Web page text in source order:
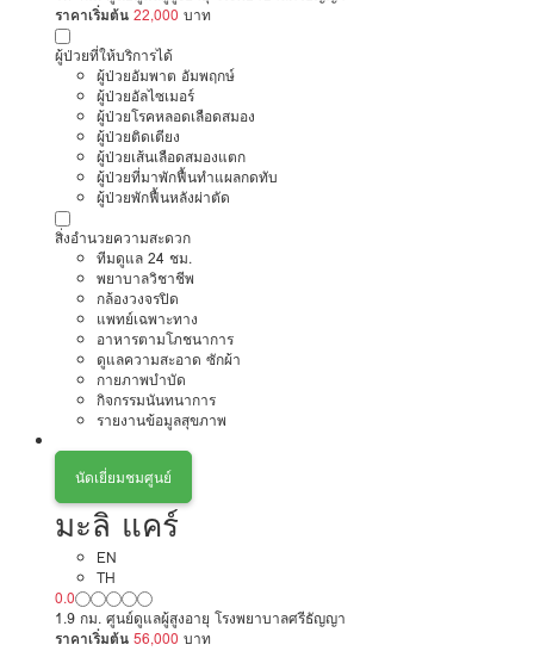
ราคาเริ่มต้น 22,000 บาท
ผู้ป่วยที่ให้บริการได้
ผู้ป่วยอัมพาต อัมพฤกษ์
ผู้ป่วยอัลไซเมอร์
ผู้ป่วยโรคหลอดเลือดสมอง
ผู้ป่วยติดเตียง
ผู้ป่วยเส้นเลือดสมองแตก
ผู้ป่วยที่มาพักฟื้นทำแผลกดทับ
ผู้ป่วยพักฟื้นหลังผ่าตัด
สิ่งอำนวยความสะดวก
ทีมดูแล 24 ชม.
พยาบาลวิชาชีพ
กล้องวงจรปิด
แพทย์เฉพาะทาง
อาหารตามโภชนาการ
ดูแลความสะอาด ซักผ้า
กายภาพบำบัด
กิจกรรมนันทนาการ
รายงานข้อมูลสุขภาพ
นัดเยี่ยมชมศูนย์
มะลิ แคร์
EN
TH
0.0
1.9 กม. ศูนย์ดูแลผู้สูงอายุ โรงพยาบาลศรีธัญญา
ราคาเริ่มต้น 56,000 บาท